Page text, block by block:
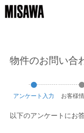
物件のお問い合
アンケート 入力 お客様
以下のアンケートにお